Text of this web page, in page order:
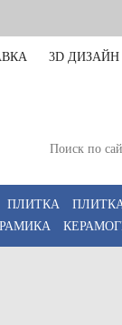
3D ДИЗАЙН
ПЛИТКА